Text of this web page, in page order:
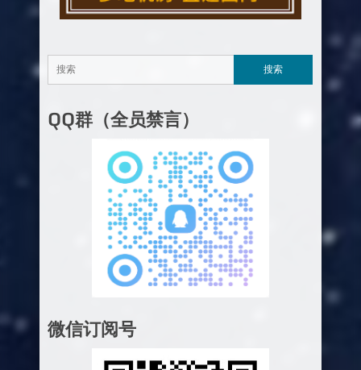
QQ群（全员禁言）
微信订阅号